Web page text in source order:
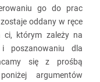
go do prac
oddany w ręce
ci, którym zależy na
i poszanowaniu dla
się z prośbą
argumentów